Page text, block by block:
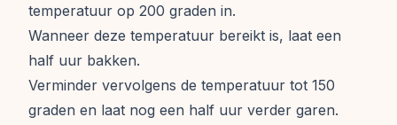
temperatuur op 200 graden in.
Wanneer deze temperatuur bereikt is, laat een
half uur bakken.
Verminder vervolgens de temperatuur tot 150
graden en laat nog een half uur verder garen.